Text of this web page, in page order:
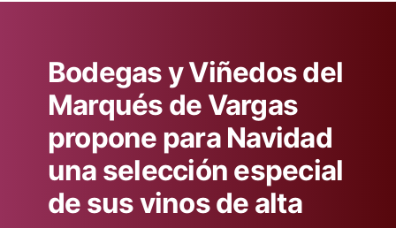
Bodegas y Viñedos del
Marqués de Vargas
propone para Navidad
una selección especial
de sus vinos de alta